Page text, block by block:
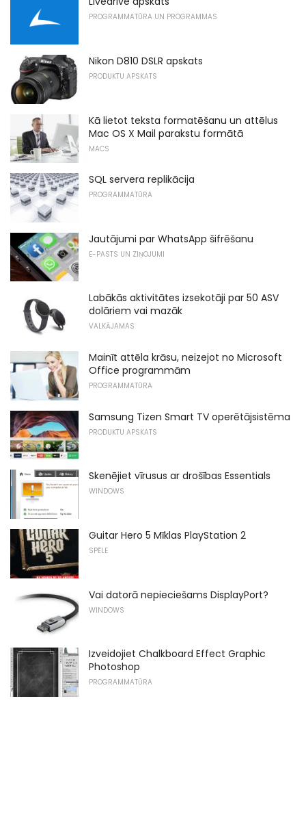
PROGRAMMATŪRA UN PROGRAMMAS
Nikon D810 DSLR apskats
PRODUKTU APSKATS
Kā lietot teksta formatēšanu un attēlus
Mac OS X Mail parakstu formātā
MACS
SQL servera replikācija
PROGRAMMATŪRA
Jautājumi par WhatsApp šifrēšanu
E-PASTS UN ZIŅOJUMI
Labākās aktivitātes izsekotāji par 50 ASV
dolāriem vai mazāk
VALKĀJAMAS
Mainīt attēla krāsu, neizejot no Microsoft
Office programmām
PROGRAMMATŪRA
Samsung Tizen Smart TV operētājsistēma
PRODUKTU APSKATS
Skenējiet vīrusus ar drošības Essentials
WINDOWS
Guitar Hero 5 Mīklas PlayStation 2
SPĒLE
Vai datorā nepieciešams DisplayPort?
WINDOWS
Izveidojiet Chalkboard Effect Graphic
Photoshop
PROGRAMMATŪRA